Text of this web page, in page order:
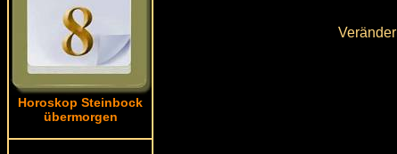
Horoskop Steinbock
übermorgen